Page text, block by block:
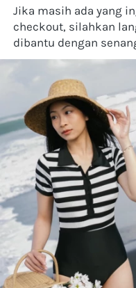
Jika masih ada yang
checkout, silahkan
dibantu dengan